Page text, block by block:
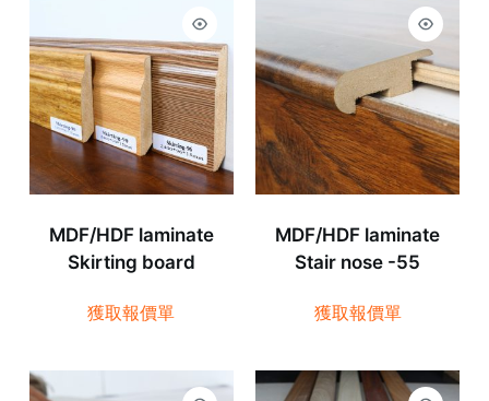
MDF/HDF laminate
Skirting board
獲取報價單
MDF/HDF laminate
Stair nose -55
獲取報價單